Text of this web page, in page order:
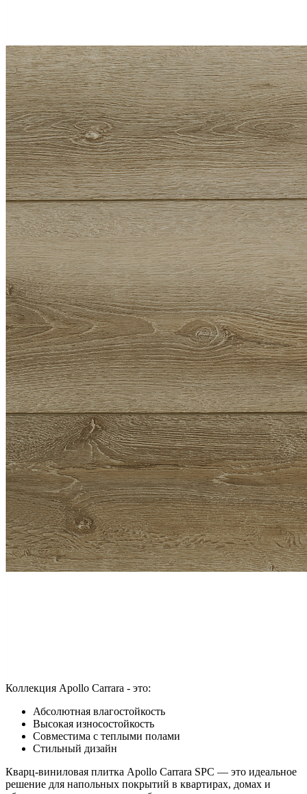
Коллекция Apollo Carrara - это:
Абсолютная влагостойкость
Высокая износостойкость
Совместима с теплыми полами
Стильный дизайн
Кварц-виниловая плитка Apollo Carrara SPC — это идеальное
решение для напольных покрытий в квартирах, домах и